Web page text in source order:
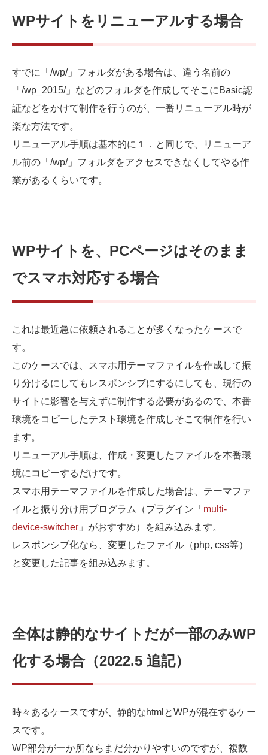
WPサイトをリニューアルする場合
すでに「/wp/」フォルダがある場合は、違う名前の
「/wp_2015/」などのフォルダを作成してそこにBasic認
証などをかけて制作を行うのが、一番リニューアル時が
楽な方法です。
リニューアル手順は基本的に１．と同じで、リニューア
ル前の「/wp/」フォルダをアクセスできなくしてやる作
業があるくらいです。
WPサイトを、PCページはそのまま
でスマホ対応する場合
これは最近急に依頼されることが多くなったケースで
す。
このケースでは、スマホ用テーマファイルを作成して振
り分けるにしてもレスポンシブにするにしても、現行の
サイトに影響を与えずに制作する必要があるので、本番
環境をコピーしたテスト環境を作成しそこで制作を行い
ます。
リニューアル手順は、作成・変更したファイルを本番環
境にコピーするだけです。
スマホ用テーマファイルを作成した場合は、テーマファ
イルと振り分け用プログラム（プラグイン「 multi-
device-switcher 」がおすすめ）を組み込みます。
レスポンシブ化なら、変更したファイル（php, css等）
と変更した記事を組み込みます。
全体は静的なサイトだが一部のみWP
化する場合（2022.5 追記）
時々あるケースですが、静的なhtmlとWPが混在するケー
スです。
WP部分が一か所ならまだ分かりやすいのですが、複数